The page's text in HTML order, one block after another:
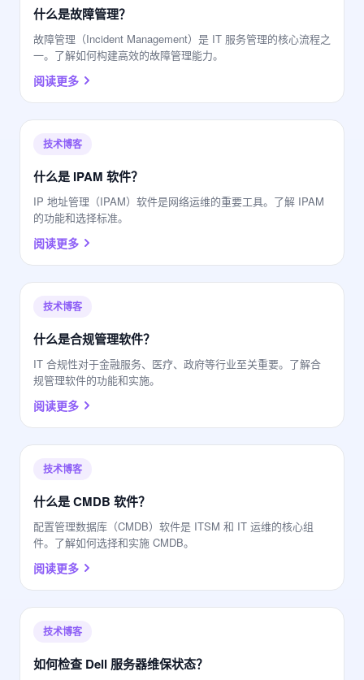
什么是故障管理？
故障管理（Incident Management）是 IT 服务管理的核心流程之
一。了解如何构建高效的故障管理能力。
阅读更多
技术博客
什么是 IPAM 软件？
IP 地址管理（IPAM）软件是网络运维的重要工具。了解 IPAM
的功能和选择标准。
阅读更多
技术博客
什么是合规管理软件？
IT 合规性对于金融服务、医疗、政府等行业至关重要。了解合
规管理软件的功能和实施。
阅读更多
技术博客
什么是 CMDB 软件？
配置管理数据库（CMDB）软件是 ITSM 和 IT 运维的核心组
件。了解如何选择和实施 CMDB。
阅读更多
技术博客
如何检查 Dell 服务器维保状态？